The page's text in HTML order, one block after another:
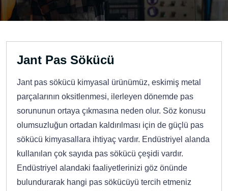
Jant Pas Sökücü
Jant pas sökücü kimyasal ürünümüz, eskimiş metal
parçalarının oksitlenmesi, ilerleyen dönemde pas
sorununun ortaya çıkmasına neden olur. Söz konusu
olumsuzluğun ortadan kaldırılması için de güçlü pas
sökücü kimyasallara ihtiyaç vardır. Endüstriyel alanda
kullanılan çok sayıda pas sökücü çeşidi vardır.
Endüstriyel alandaki faaliyetlerinizi göz önünde
bulundurarak hangi pas sökücüyü tercih etmeniz